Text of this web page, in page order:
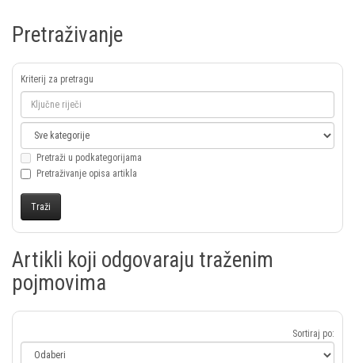
Pretraživanje
Kriterij za pretragu
Pretraži u podkategorijama
Pretraživanje opisa artikla
Artikli koji odgovaraju traženim
pojmovima
Sortiraj po: